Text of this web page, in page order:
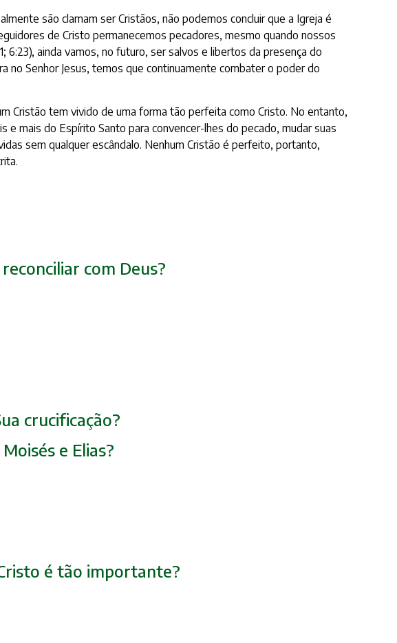
são clamam ser Cristãos, não podemos concluir que a Igreja é
de Cristo permanecemos pecadores, mesmo quando nossos
ainda vamos, no futuro, ser salvos e libertos da presença do
no Senhor Jesus, temos que continuamente combater o poder do
Cristão tem vivido de uma forma tão perfeita como Cristo. No entanto,
mais do Espírito Santo para convencer-lhes do pecado, mudar suas
sem qualquer escândalo. Nenhum Cristão é perfeito, portanto,
com Deus?
crucificação?
e Elias?
é tão importante?